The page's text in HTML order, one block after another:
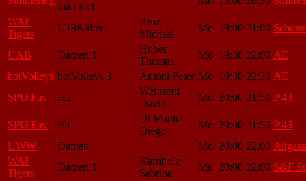
männlich
WAT
Tigers
U19&älter
Broz
Michael
Mo 19:00 21:00 Schönn
UAB Damen 1
Huber
Thomas
Mo 19:30 22:00 AE
hotVolleys hotVolleys 3 Antoni Peter Mo 19:30 22:30 AE
SPU Fav
H2
Weinzettl
David
Mo 20:00 21:50 P 43
SPU Fav H1
Di Maulo
Diego
Mo 20:00 21:50 P 43
UWW
Damen Mo 20:00 22:00
WAT
Tigers
Damen 1
Karnholz
Sabrina
Mo 20:00 22:00 S&F